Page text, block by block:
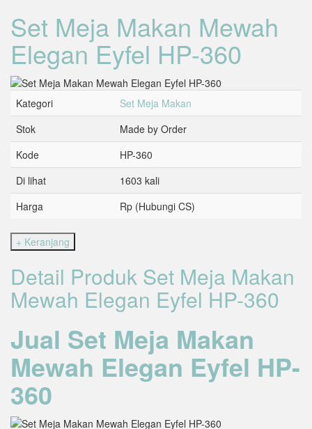
Set Meja Makan Mewah
Elegan Eyfel HP-360
Kategori
Set Meja Makan
Stok
Made by Order
Kode
HP-360
Di lihat
1603 kali
Harga
Rp (Hubungi CS)
Detail Produk Set Meja Makan
Mewah Elegan Eyfel HP-360
Jual Set Meja Makan
Mewah Elegan Eyfel HP-
360